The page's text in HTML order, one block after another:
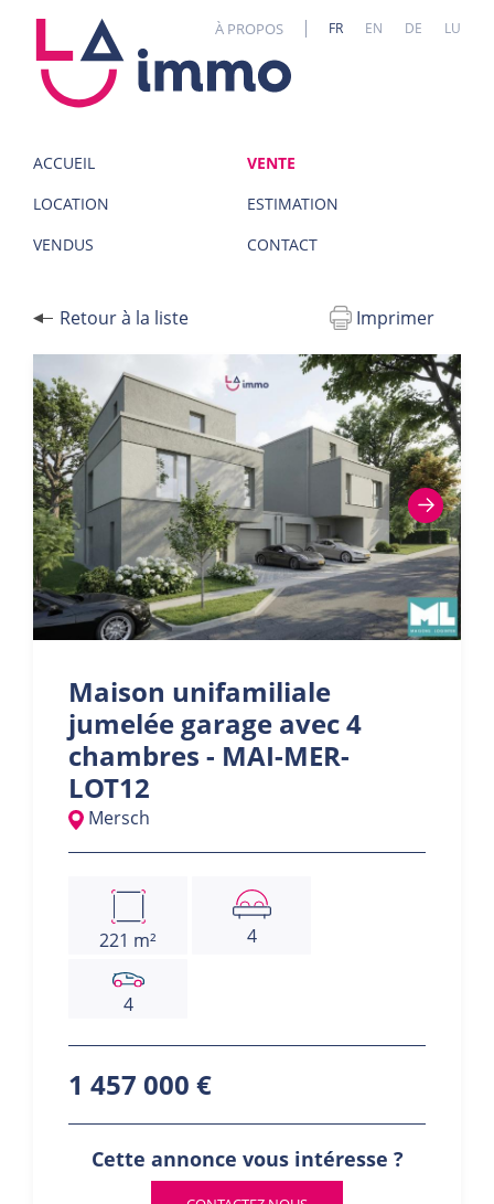
ACCUEIL
VENTE
LOCATION
ESTIMATION
VENDUS
CONTACT
À PROPOS FR EN DE LU
Retour à la liste Imprimer
Maison unifamiliale
jumelée garage avec 4
chambres - MAI-MER-
LOT12
Mersch
221 m² 4
4
1 457 000 €
Cette annonce vous intéresse ?